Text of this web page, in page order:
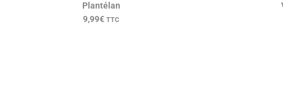
Plantélan
9,99€ TTC